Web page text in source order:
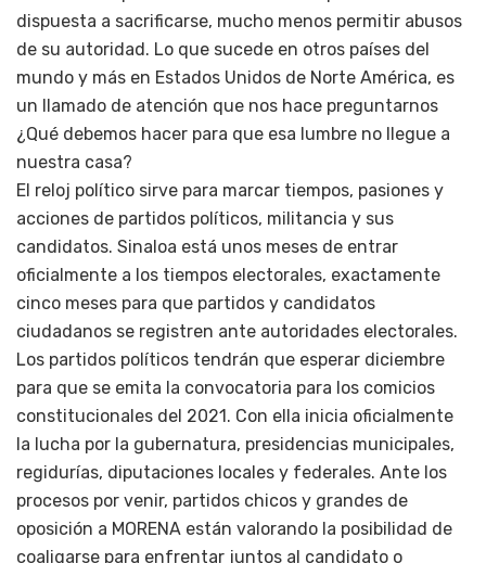
dispuesta a sacrificarse, mucho menos permitir abusos
de su autoridad. Lo que sucede en otros países del
mundo y más en Estados Unidos de Norte América, es
un llamado de atención que nos hace preguntarnos
¿Qué debemos hacer para que esa lumbre no llegue a
nuestra casa?
El reloj político sirve para marcar tiempos, pasiones y
acciones de partidos políticos, militancia y sus
candidatos. Sinaloa está unos meses de entrar
oficialmente a los tiempos electorales, exactamente
cinco meses para que partidos y candidatos
ciudadanos se registren ante autoridades electorales.
Los partidos políticos tendrán que esperar diciembre
para que se emita la convocatoria para los comicios
constitucionales del 2021. Con ella inicia oficialmente
la lucha por la gubernatura, presidencias municipales,
regidurías, diputaciones locales y federales. Ante los
procesos por venir, partidos chicos y grandes de
oposición a MORENA están valorando la posibilidad de
coaligarse para enfrentar juntos al candidato o